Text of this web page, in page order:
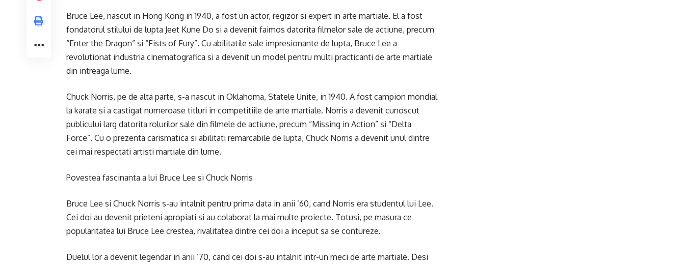
Bruce Lee, nascut in Hong Kong in 1940, a fost un actor, regizor si expert in arte martiale. El a fost
fondatorul stilului de lupta Jeet Kune Do si a devenit faimos datorita filmelor sale de actiune, precum
“Enter the Dragon” si “Fists of Fury”. Cu abilitatile sale impresionante de lupta, Bruce Lee a
revolutionat industria cinematografica si a devenit un model pentru multi practicanti de arte martiale
din intreaga lume.
Chuck Norris, pe de alta parte, s-a nascut in Oklahoma, Statele Unite, in 1940. A fost campion mondial
la karate si a castigat numeroase titluri in competitiile de arte martiale. Norris a devenit cunoscut
publicului larg datorita rolurilor sale din filmele de actiune, precum “Missing in Action” si “Delta
Force”. Cu o prezenta carismatica si abilitati remarcabile de lupta, Chuck Norris a devenit unul dintre
cei mai respectati artisti martiale din lume.
Povestea fascinanta a lui Bruce Lee si Chuck Norris
Bruce Lee si Chuck Norris s-au intalnit pentru prima data in anii ’60, cand Norris era studentul lui Lee.
Cei doi au devenit prieteni apropiati si au colaborat la mai multe proiecte. Totusi, pe masura ce
popularitatea lui Bruce Lee crestea, rivalitatea dintre cei doi a inceput sa se contureze.
Duelul lor a devenit legendar in anii ’70, cand cei doi s-au intalnit intr-un meci de arte martiale. Desi